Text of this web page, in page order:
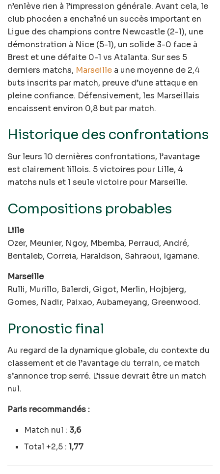
n’enlève rien à l’impression générale. Avant cela, le
club phocéen a enchaîné un succès important en
Ligue des champions contre Newcastle (2-1), une
démonstration à Nice (5-1), un solide 3-0 face à
Brest et une défaite 0-1 vs Atalanta. Sur ses 5
derniers matchs, Marseille a une moyenne de 2,4
buts inscrits par match, preuve d’une attaque en
pleine confiance. Défensivement, les Marseillais
encaissent environ 0,8 but par match.
Historique des confrontations
Sur leurs 10 dernières confrontations, l’avantage
est clairement lillois. 5 victoires pour Lille, 4
matchs nuls et 1 seule victoire pour Marseille.
Compositions probables
Lille
Ozer, Meunier, Ngoy, Mbemba, Perraud, André,
Bentaleb, Correia, Haraldson, Sahraoui, Igamane.
Marseille
Rulli, Murillo, Balerdi, Gigot, Merlin, Hojbjerg,
Gomes, Nadir, Paixao, Aubameyang, Greenwood.
Pronostic final
Au regard de la dynamique globale, du contexte du
classement et de l’avantage du terrain, ce match
s’annonce trop serré. L’issue devrait être un match
nul.
Paris recommandés :
Match nul : 3,6
Total +2,5 :1,77